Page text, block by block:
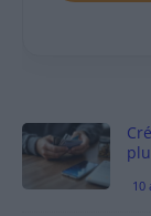
10